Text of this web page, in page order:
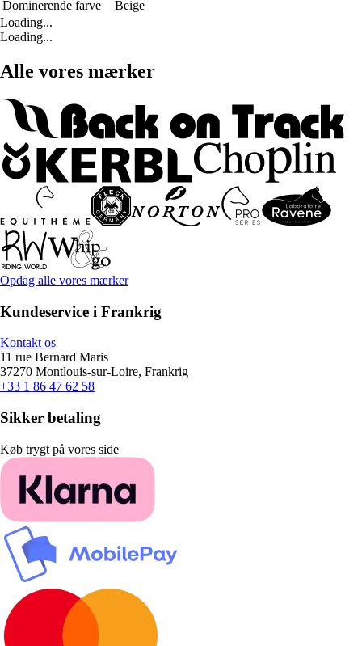
Dominerende farve
Beige
Loading...
Loading...
Alle vores mærker
Opdag alle vores mærker
Kundeservice i Frankrig
Kontakt os
11 rue Bernard Maris
37270 Montlouis-sur-Loire, Frankrig
+33 1 86 47 62 58
Sikker betaling
Køb trygt på vores side